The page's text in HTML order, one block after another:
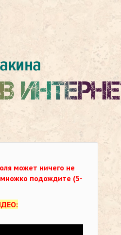
может ничего не
подождите (5-